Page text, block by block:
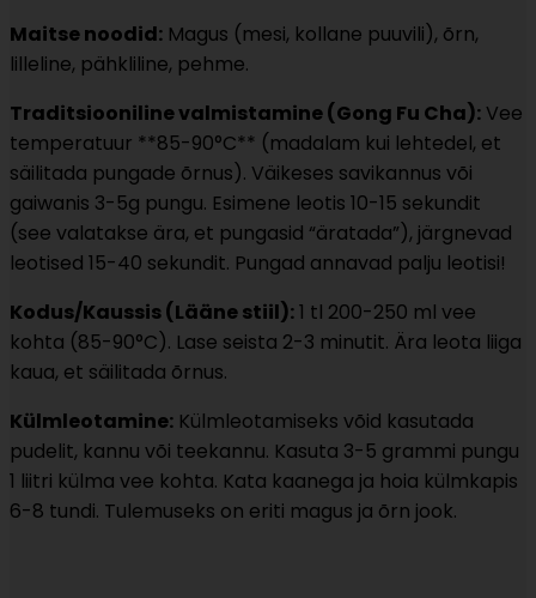
Maitse noodid: Magus (mesi, kollane puuvili), õrn,
lilleline, pähkliline, pehme.
Traditsiooniline valmistamine (Gong Fu Cha): Vee
temperatuur **85-90°C** (madalam kui lehtedel, et
säilitada pungade õrnus). Väikeses savikannus või
gaiwanis 3-5g pungu. Esimene leotis 10-15 sekundit
(see valatakse ära, et pungasid “äratada”), järgnevad
leotised 15-40 sekundit. Pungad annavad palju leotisi!
Kodus/Kaussis (Lääne stiil):1 tl 200-250 ml vee
kohta (85-90°C). Lase seista 2-3 minutit. Ära leota liiga
kaua, et säilitada õrnus.
Külmleotamine: Külmleotamiseks võid kasutada
pudelit, kannu või teekannu. Kasuta 3-5 grammi pungu
1 liitri külma vee kohta. Kata kaanega ja hoia külmkapis
6-8 tundi. Tulemuseks on eriti magus ja õrn jook.